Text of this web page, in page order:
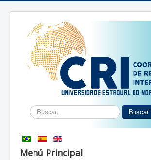
Buscar... Buscar
Menú Principal